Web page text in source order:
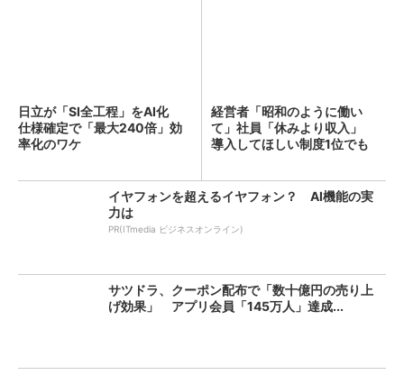
日立が「SI全工程」をAI化
仕様確定で「最大240倍」効
率化のワケ
経営者「昭和のように働い
て」社員「休みより収入」
導入してほしい制度1位でも
イヤフォンを超えるイヤフォン？ AI機能の実
力は
PR(ITmedia ビジネスオンライン)
サツドラ、クーポン配布で「数十億円の売り上
げ効果」 アプリ会員「145万人」達成...